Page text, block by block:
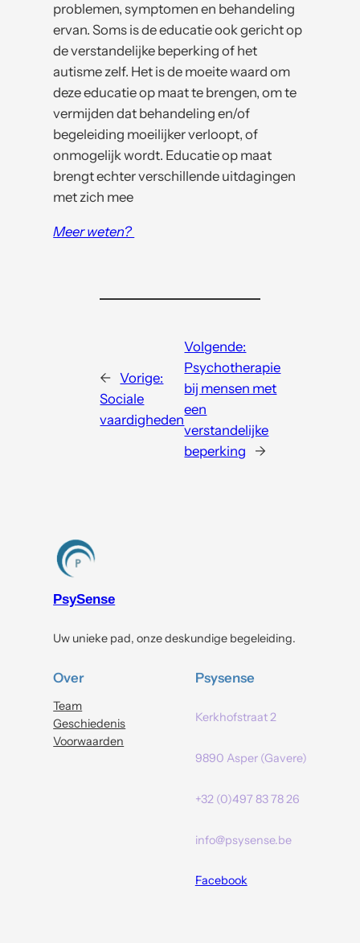
problemen, symptomen en behandeling
ervan. Soms is de educatie ook gericht op
de verstandelijke beperking of het
autisme zelf. Het is de moeite waard om
deze educatie op maat te brengen, om te
vermijden dat behandeling en/of
begeleiding moeilijker verloopt, of
onmogelijk wordt. Educatie op maat
brengt echter verschillende uitdagingen
met zich mee
Meer weten?
← Vorige:
Sociale
vaardigheden
Volgende:
Psychotherapie
bij mensen met
een
verstandelijke
beperking
→
PsySense
Uw unieke pad, onze deskundige begeleiding.
Over
Team
Geschiedenis
Voorwaarden
Psysense
Kerkhofstraat 2
9890 Asper (Gavere)
+32 (0)497 83 78 26
info@psysense.be
Facebook